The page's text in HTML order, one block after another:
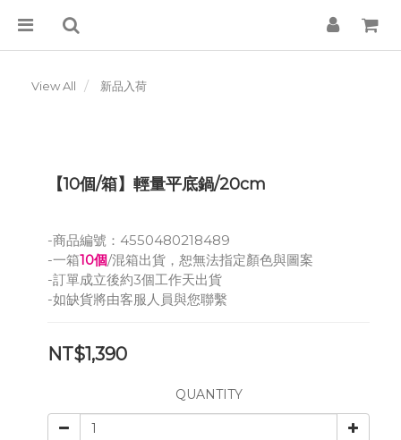
View All 新品入荷
【10個/箱】輕量平底鍋/20cm
-商品編號：4550480218489
-一箱10個/混箱出貨，恕無法指定顏色與圖案
-訂單成立後約3個工作天出貨
-如缺貨將由客服人員與您聯繫
NT$1,390
QUANTITY